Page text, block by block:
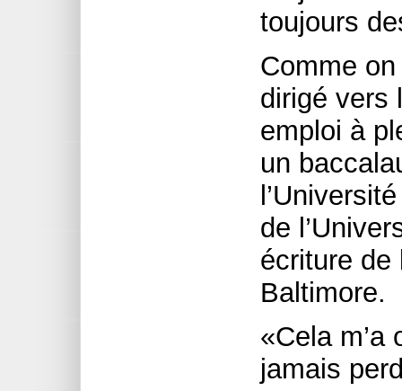
toujours
Comme on
dirigé vers
emploi à
un
de
écriture de
Baltimore.
«Cela m’a
jamais